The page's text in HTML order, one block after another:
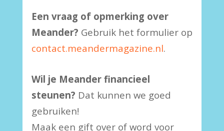
Een vraag of opmerking over
Meander? Gebruik het formulier op
contact.meandermagazine.nl.
Wil je Meander financieel
steunen? Dat kunnen we goed
gebruiken!
Maak een gift over of word voor